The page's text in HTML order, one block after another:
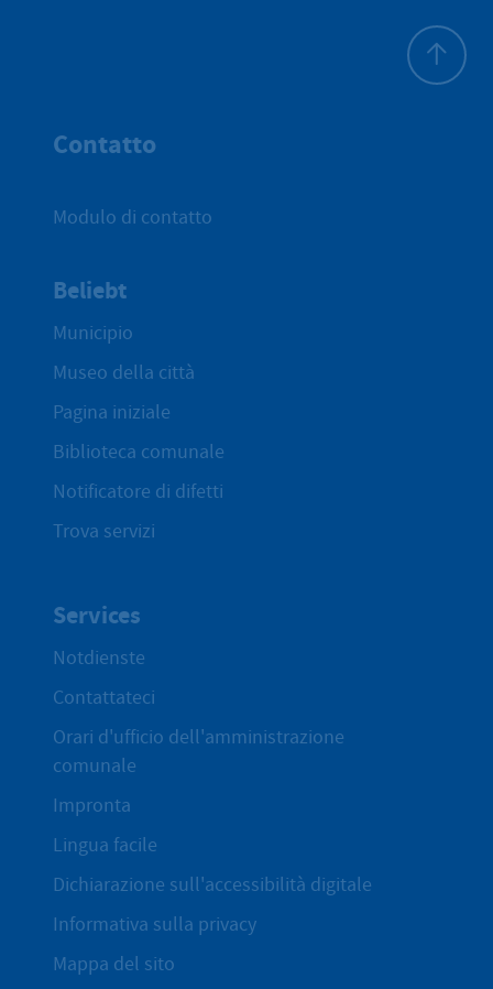
Contatto
Modulo di contatto
Beliebt
Municipio
Museo della città
Pagina iniziale
Biblioteca comunale
Notificatore di difetti
Trova servizi
Services
Notdienste
Contattateci
Orari d'ufficio dell'amministrazione
comunale
Impronta
Lingua facile
Dichiarazione sull'accessibilità digitale
Informativa sulla privacy
Mappa del sito